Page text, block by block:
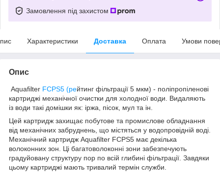
Замовлення під захистом
Характеристики Доставка Оплата Умови
Опис
Aquafilter FCPS5 (рейтинг фільтрації 5 мкм) - поліпропіленові
картриджі механічної очистки для холодної води. Видаляють
із води такі домішки як: іржа, пісок, мул та ін.
Цей картридж захищає побутове та промислове обладнання
від механічних забруднень, що містяться у водопровідній воді.
Механічний картридж Aquafilter FCPS5 має декілька
волоконних зон. Ці багатоволоконні зони забезпечують
градуйовану структуру пор по всій глибині фільтрації. Завдяки
цьому картриджі мають тривалий термін служби.